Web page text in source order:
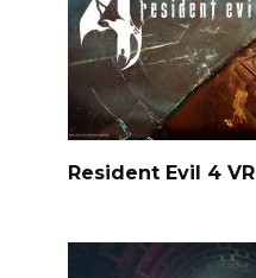
Resident Evil 4 VR